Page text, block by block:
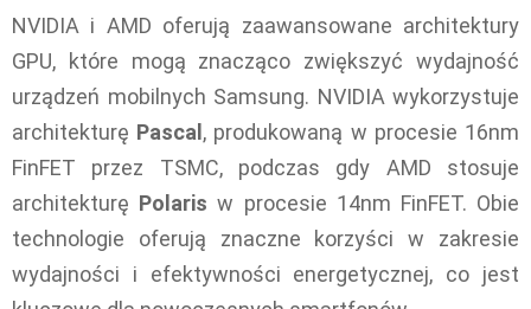
NVIDIA i AMD oferują zaawansowane architektury
GPU, które mogą znacząco zwiększyć wydajność
urządzeń mobilnych Samsung. NVIDIA wykorzystuje
architekturę Pascal , produkowaną w procesie 16nm
FinFET przez TSMC, podczas gdy AMD stosuje
architekturę Polaris w procesie 14nm FinFET. Obie
technologie oferują znaczne korzyści w zakresie
wydajności i efektywności energetycznej, co jest